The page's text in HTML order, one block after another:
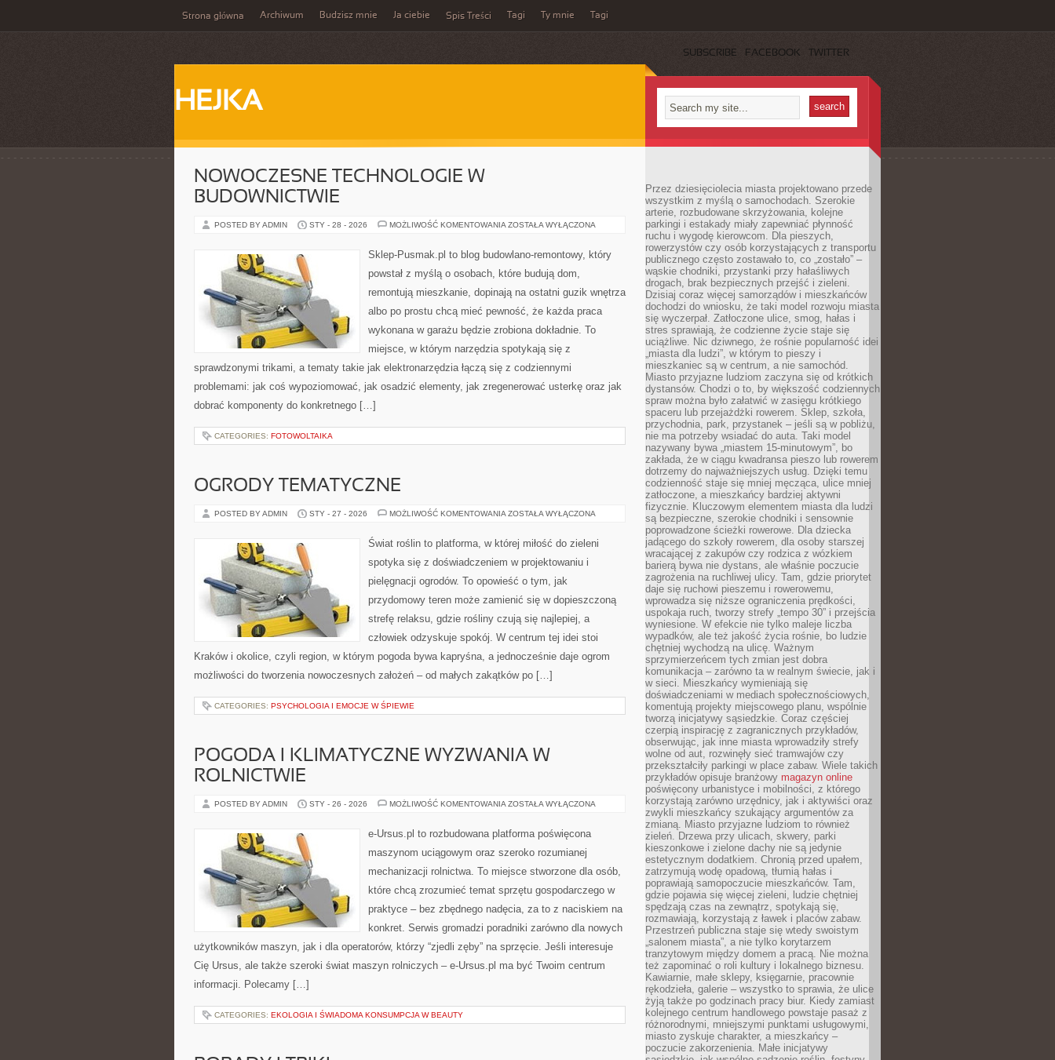
Strona główna Archiwum Budzisz mnie Ja ciebie Spis Treści Tagi Ty mnie Tagi
SUBSCRIBE FACEBOOK TWITTER
HEJKA
NOWOCZESNE TECHNOLOGIE W
BUDOWNICTWIE
POSTED BY ADMIN STY - 28 - 2026 MOŻLIWOŚĆ KOMENTOWANIA NOWOCZESNE
BUDOWNICTWIE
ZOSTAŁA WYŁĄCZONA
Sklep-Pusmak.pl to blog budowlano-remontowy, który
powstał z myślą o osobach, które budują dom,
remontują mieszkanie, dopinają na ostatni guzik wnętrza
albo po prostu chcą mieć pewność, że każda praca
wykonana w garażu będzie zrobiona dokładnie. To
miejsce, w którym narzędzia spotykają się z
sprawdzonymi trikami, a tematy takie jak elektronarzędzia łączą się z codziennymi
problemami: jak coś wypoziomować, jak osadzić elementy, jak zregenerować usterkę oraz jak
dobrać komponenty do konkretnego […]
CATEGORIES: FOTOWOLTAIKA
OGRODY TEMATYCZNE
POSTED BY ADMIN STY - 27 - 2026 MOŻLIWOŚĆ KOMENTOWANIA OGRODY
ZOSTAŁA WYŁĄCZONA
Świat roślin to platforma, w której miłość do zieleni
spotyka się z doświadczeniem w projektowaniu i
pielęgnacji ogrodów. To opowieść o tym, jak
przydomowy teren może zamienić się w dopieszczoną
strefę relaksu, gdzie rośliny czują się najlepiej, a
człowiek odzyskuje spokój. W centrum tej idei stoi
Kraków i okolice, czyli region, w którym pogoda bywa kapryśna, a jednocześnie daje ogrom
możliwości do tworzenia nowoczesnych założeń – od małych zakątków po […]
CATEGORIES: PSYCHOLOGIA I EMOCJE W ŚPIEWIE
POGODA I KLIMATYCZNE WYZWANIA W
ROLNICTWIE
POSTED BY ADMIN STY - 26 - 2026 MOŻLIWOŚĆ KOMENTOWANIA POGODA
WYZWANIA
W
ZOSTAŁA WYŁĄCZONA
e-Ursus.pl to rozbudowana platforma poświęcona
maszynom uciągowym oraz szeroko rozumianej
mechanizacji rolnictwa. To miejsce stworzone dla osób,
które chcą zrozumieć temat sprzętu gospodarczego w
praktyce – bez zbędnego nadęcia, za to z naciskiem na
konkret. Serwis gromadzi poradniki zarówno dla nowych
użytkowników maszyn, jak i dla operatorów, którzy “zjedli zęby” na sprzęcie. Jeśli interesuje
Cię Ursus, ale także szeroki świat maszyn rolniczych – e-Ursus.pl ma być Twoim centrum
informacji. Polecamy […]
CATEGORIES: EKOLOGIA I ŚWIADOMA KONSUMPCJA W BEAUTY
Przez dziesięciolecia miasta projektowano przede
wszystkim z myślą o samochodach. Szerokie
arterie, rozbudowane skrzyżowania, kolejne
parkingi i estakady miały zapewniać płynność
ruchu i wygodę kierowcom. Dla pieszych,
rowerzystów czy osób korzystających z transportu
publicznego często zostawało to, co „zostało” –
wąskie chodniki, przystanki przy hałaśliwych
drogach, brak bezpiecznych przejść i zieleni.
Dzisiaj coraz więcej samorządów i mieszkańców
dochodzi do wniosku, że taki model rozwoju miasta
się wyczerpał. Zatłoczone ulice, smog, hałas i
stres sprawiają, że codzienne życie staje się
uciążliwe. Nic dziwnego, że rośnie popularność idei
„miasta dla ludzi”, w którym to pieszy i
mieszkaniec są w centrum, a nie samochód.
Miasto przyjazne ludziom zaczyna się od krótkich
dystansów. Chodzi o to, by większość codziennych
spraw można było załatwić w zasięgu krótkiego
spaceru lub przejażdżki rowerem. Sklep, szkoła,
przychodnia, park, przystanek – jeśli są w pobliżu,
nie ma potrzeby wsiadać do auta. Taki model
nazywany bywa „miastem 15-minutowym”, bo
zakłada, że w ciągu kwadransa pieszo lub rowerem
dotrzemy do najważniejszych usług. Dzięki temu
codzienność staje się mniej męcząca, ulice mniej
zatłoczone, a mieszkańcy bardziej aktywni
fizycznie. Kluczowym elementem miasta dla ludzi
są bezpieczne, szerokie chodniki i sensownie
poprowadzone ścieżki rowerowe. Dla dziecka
jadącego do szkoły rowerem, dla osoby starszej
wracającej z zakupów czy rodzica z wózkiem
barierą bywa nie dystans, ale właśnie poczucie
zagrożenia na ruchliwej ulicy. Tam, gdzie priorytet
daje się ruchowi pieszemu i rowerowemu,
wprowadza się niższe ograniczenia prędkości,
uspokaja ruch, tworzy strefy „tempo 30” i przejścia
wyniesione. W efekcie nie tylko maleje liczba
wypadków, ale też jakość życia rośnie, bo ludzie
chętniej wychodzą na ulicę. Ważnym
sprzymierzeńcem tych zmian jest dobra
komunikacja – zarówno ta w realnym świecie, jak i
w sieci. Mieszkańcy wymieniają się
doświadczeniami w mediach społecznościowych,
komentują projekty miejscowego planu, wspólnie
tworzą inicjatywy sąsiedzkie. Coraz częściej
czerpią inspirację z zagranicznych przykładów,
obserwując, jak inne miasta wprowadziły strefy
wolne od aut, rozwinęły sieć tramwajów czy
przekształciły parkingi w place zabaw. Wiele takich
przykładów opisuje branżowy magazyn online
poświęcony urbanistyce i mobilności, z którego
korzystają zarówno urzędnicy, jak i aktywiści oraz
zwykli mieszkańcy szukający argumentów za
zmianą. Miasto przyjazne ludziom to również
zieleń. Drzewa przy ulicach, skwery, parki
kieszonkowe i zielone dachy nie są jedynie
estetycznym dodatkiem. Chronią przed upałem,
zatrzymują wodę opadową, tłumią hałas i
poprawiają samopoczucie mieszkańców. Tam,
gdzie pojawia się więcej zieleni, ludzie chętniej
spędzają czas na zewnątrz, spotykają się,
rozmawiają, korzystają z ławek i placów zabaw.
Przestrzeń publiczna staje się wtedy swoistym
„salonem miasta”, a nie tylko korytarzem
tranzytowym między domem a pracą. Nie można
też zapominać o roli kultury i lokalnego biznesu.
Kawiarnie, małe sklepy, księgarnie, pracownie
rękodzieła, galerie – wszystko to sprawia, że ulice
żyją także po godzinach pracy biur. Kiedy zamiast
kolejnego centrum handlowego powstaje pasaż z
różnorodnymi, mniejszymi punktami usługowymi,
miasto zyskuje charakter, a mieszkańcy –
poczucie zakorzenienia. Małe inicjatywy